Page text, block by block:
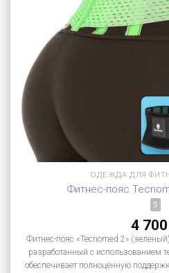
ОДЕЖДА ДЛЯ
Фитнес-пояс
S
4 700
Фитнес-пояс «Tecnomed 2»
разработанный с использованием
обеспечивает полноценную